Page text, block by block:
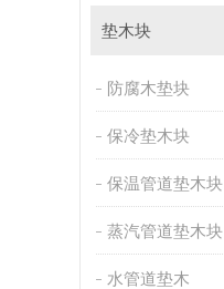
垫木块
防腐木垫块
保冷垫木块
保温管道垫木块
蒸汽管道垫木块
水管道垫木